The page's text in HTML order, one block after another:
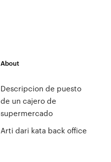
About
Descripcion de puesto
de un cajero de
supermercado
Arti dari kata back office